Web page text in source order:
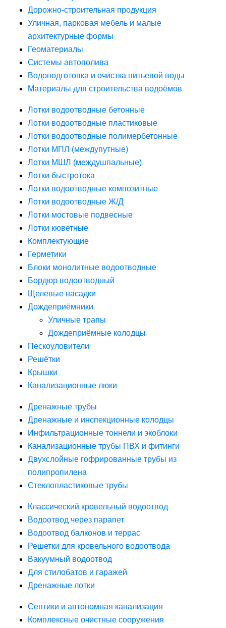
Дорожно-строительная продукция
Уличная, парковая мебель и малые
архитектурные формы
Геоматериалы
Системы автополива
Водоподготовка и очистка питьевой воды
Материалы для строительства водоёмов
Лотки водоотводные бетонные
Лотки водоотводные пластиковые
Лотки водоотводные полимербетонные
Лотки МПЛ (междупутные)
Лотки МШЛ (междушпальные)
Лотки быстротока
Лотки водоотводные композитные
Лотки водоотводные Ж/Д
Лотки мостовые подвесные
Лотки кюветные
Комплектующие
Герметики
Блоки монолитные водоотводные
Бордюр водоотводный
Щелевые насадки
Дождеприёмники
Уличные трапы
Дождеприёмные колодцы
Пескоуловители
Решётки
Крышки
Канализационные люки
Дренажные трубы
Дренажные и инспекционные колодцы
Инфильтрационные тоннели и экоблоки
Канализационные трубы ПВХ и фитинги
Двухслойные гофрированные трубы из
полипропилена
Стеклопластиковые трубы
Классический кровельный водоотвод
Водоотвод через парапет
Водоотвод балконов и террас
Решетки для кровельного водоотвода
Вакуумный водоотвод
Для стилобатов и гаражей
Дренажные лотки
Септики и автономная канализация
Комплексные очистные сооружения